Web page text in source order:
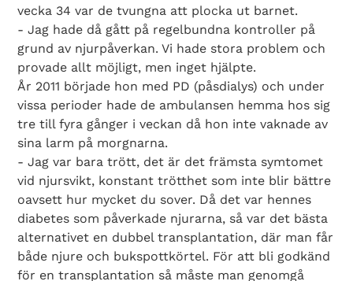
vecka 34 var de tvungna att plocka ut barnet.
- Jag hade då gått på regelbundna kontroller på
grund av njurpåverkan. Vi hade stora problem och
provade allt möjligt, men inget hjälpte.
År 2011 började hon med PD (påsdialys) och under
vissa perioder hade de ambulansen hemma hos sig
tre till fyra gånger i veckan då hon inte vaknade av
sina larm på morgnarna.
- Jag var bara trött, det är det främsta symtomet
vid njursvikt, konstant trötthet som inte blir bättre
oavsett hur mycket du sover. Då det var hennes
diabetes som påverkade njurarna, så var det bästa
alternativet en dubbel transplantation, där man får
både njure och bukspottkörtel. För att bli godkänd
för en transplantation så måste man genomgå